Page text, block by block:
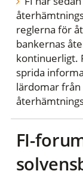
reglerna för
bankernas
kontinuerligt.
sprida
lärdomar
FI-